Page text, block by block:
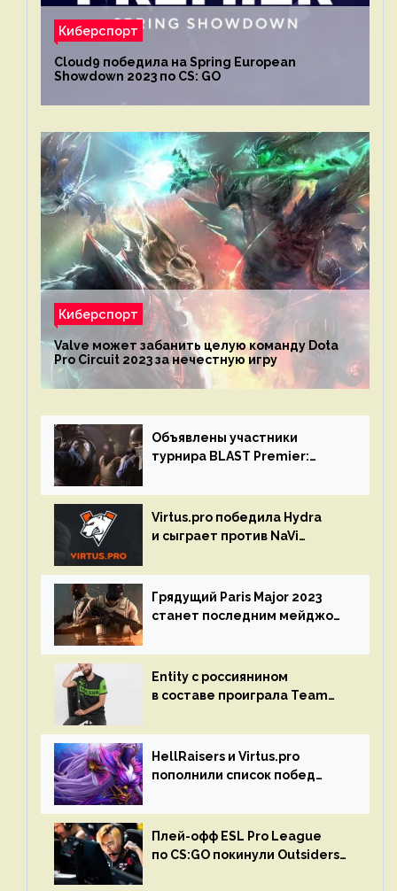
Киберспорт
Cloud9 победила на Spring European
Showdown 2023 по CS: GO
Киберспорт
Valve может забанить целую команду Dota
Pro Circuit 2023 за нечестную игру
Объявлены участники
турнира BLAST Premier:
Virtus.pro победила Hydra
и сыграет против NaVi
Грядущий Paris Major 2023
станет последним мейджор-
Entity с россиянином
в составе проиграла Team
HellRaisers и Virtus.pro
пополнили список побед
Плей-офф ESL Pro League
по CS:GO покинули Outsiders